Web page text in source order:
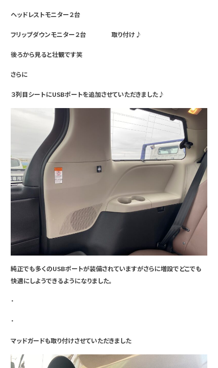
ヘッドレストモニター２台
フリップダウンモニター２台 取り付け♪
後ろから見ると壮観です笑
さらに
３列目シートにUSBポートを追加させていただきました♪
純正でも多くのUSBポートが装備されていますがさらに増設でどこでも
快適にしようできるようになりました。
・
・
マッドガードも取り付けさせていただきました